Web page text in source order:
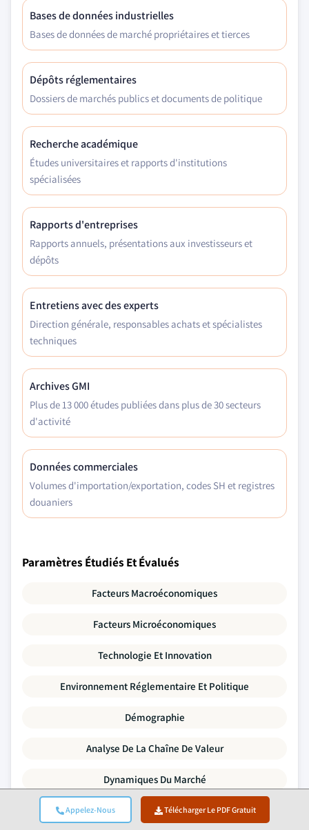
Appelez-Nous Télécharger Le PDF Gratuit
Bases de données industrielles
Bases de données de marché propriétaires et tierces
Dépôts réglementaires
Dossiers de marchés publics et documents de politique
Recherche académique
Études universitaires et rapports d'institutions
spécialisées
Rapports d'entreprises
Rapports annuels, présentations aux investisseurs et
dépôts
Entretiens avec des experts
Direction générale, responsables achats et spécialistes
techniques
Archives GMI
Plus de 13 000 études publiées dans plus de 30 secteurs
d'activité
Données commerciales
Volumes d'importation/exportation, codes SH et registres
douaniers
Paramètres Étudiés Et Évalués
Facteurs Macroéconomiques
Facteurs Microéconomiques
Technologie Et Innovation
Environnement Réglementaire Et Politique
Démographie
Analyse De La Chaîne De Valeur
Dynamiques Du Marché
Cinq Forces De Porter